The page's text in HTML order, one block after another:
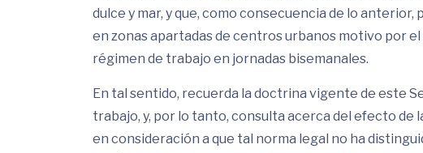
dulce y mar, y que, como consecuencia de lo
en zonas apartadas de centros urbanos motivo por
régimen de trabajo en jornadas bisemanales.
En tal sentido, recuerda la doctrina vigente de este
trabajo, y, por lo tanto, consulta acerca del efecto de
en consideración a que tal norma legal no ha